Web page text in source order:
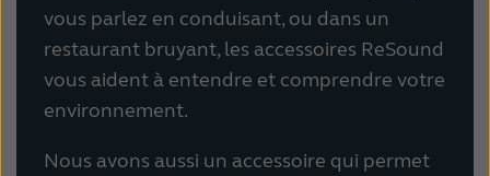
vous parlez en conduisant, ou dans un
restaurant bruyant, les accessoires ReSound
vous aident à entendre et comprendre votre
environnement.
Nous avons aussi un accessoire qui permet